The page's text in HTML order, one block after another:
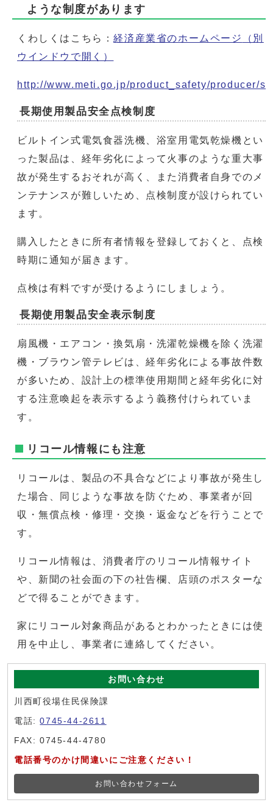
ような制度があります
くわしくはこちら：経済産業省のホームページ
（別
ウインドウで開く）
http://www.meti.go.jp/product_safety/producer/
長期使用製品安全点検制度
ビルトイン式電気食器洗機、浴室用電気乾燥機とい
った製品は、経年劣化によって火事のような重大事
故が発生するおそれが高く、また消費者自身でのメ
ンテナンスが難しいため、点検制度が設けられてい
ます。
購入したときに所有者情報を登録しておくと、点検
時期に通知が届きます。
点検は有料ですが受けるようにしましょう。
長期使用製品安全表示制度
扇風機・エアコン・換気扇・洗濯乾燥機を除く洗濯
機・ブラウン管テレビは、経年劣化による事故件数
が多いため、設計上の標準使用期間と経年劣化に対
する注意喚起を表示するよう義務付けられていま
す。
リコール情報にも注意
リコールは、製品の不具合などにより事故が発生し
た場合、同じような事故を防ぐため、事業者が回
収・無償点検・修理・交換・返金などを行うことで
す。
リコール情報は、消費者庁のリコール情報サイト
や、新聞の社会面の下の社告欄、店頭のポスターな
どで得ることができます。
家にリコール対象商品があるとわかったときには使
用を中止し、事業者に連絡してください。
お問い合わせ
川西町役場住民保険課
電話:0745-44-2611
FAX: 0745-44-4780
電話番号のかけ間違いにご注意ください！
お問い合わせフォーム